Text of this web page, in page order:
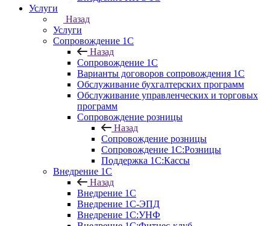
Услуги
Назад
Услуги
Сопровождение 1С
Назад
Сопровождение 1С
Варианты договоров сопровождения 1С
Обслуживание бухгалтерских программ
Обслуживание управленческих и торговых
программ
Сопровождение розницы
Назад
Сопровождение розницы
Сопровождение 1С:Розницы
Поддержка 1С:Кассы
Внедрение 1С
Назад
Внедрение 1С
Внедрение 1С-ЭПД
Внедрение 1С:УНФ